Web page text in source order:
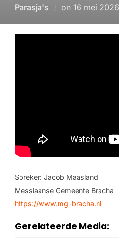
Parasja's
on 16 mei 2026
Spreker: Jacob Maasland
Messiaanse Gemeente Bracha
https://www.mg-bracha.nl
Gerelateerde Media: